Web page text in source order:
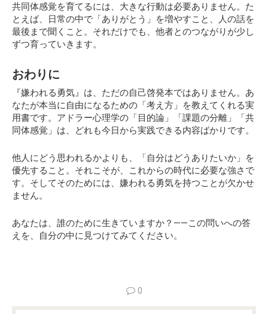
共同体感覚を育てるには、大きな行動は必要ありません。た
とえば、日常の中で「ありがとう」を増やすこと、人の話を
最後まで聞くこと。それだけでも、他者とのつながりが少し
ずつ育っていきます。
おわりに
『嫌われる勇気』は、ただの自己啓発本ではありません。あ
なたが本当に自由になるための「考え方」を教えてくれる実
用書です。アドラー心理学の「目的論」「課題の分離」「共
同体感覚」は、どれも今日から実践できる内容ばかりです。
他人にどう思われるかよりも、「自分はどうありたいか」を
優先すること。それこそが、これからの時代に必要な強さで
す。そしてそのためには、嫌われる勇気を持つことが欠かせ
ません。
あなたは、誰のために生きていますか？――この問いへの答
えを、自分の中に見つけてみてください。
0